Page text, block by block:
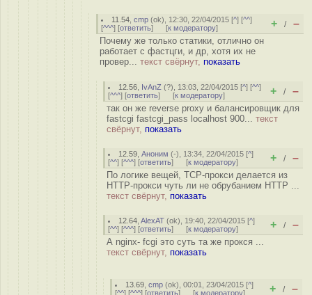
11.54 ,cmp (ok), 12:30, 22/04/2015 [^] [^^]
[^^^] [ответить] [к модератору] + / –
Почему же только статики, отлично он
работает с фастцги, и др, хотя их не
провер... текст свёрнут, показать
12.56 IvAnZ (?), 13:03, 22/04/2015 [^] [^^]
[^^^] [ответить] [к модератору] + / –
так он же reverse proxy и балансировщик для
fastcgi fastcgi_pass localhost 900... текст
свёрнут, показать
12.59 ,Аноним (-), 13:34, 22/04/2015 [^]
[^^] [^^^] [ответить] [к модератору] + / –
По логике вещей, TCP-прокси делается из
HTTP-прокси чуть ли не обрубанием HTTP ...
текст свёрнут, показать
12.64 ,AlexAT (ok), 19:40, 22/04/2015 [^]
[^^] [^^^] [ответить] [к модератору] + / –
А nginx- fcgi это суть та же прокся ...
текст свёрнут, показать
13.69 ,cmp (ok), 00:01, 23/04/2015 [^]
[^^] [^^^] [ответить] [к модератору] + / –